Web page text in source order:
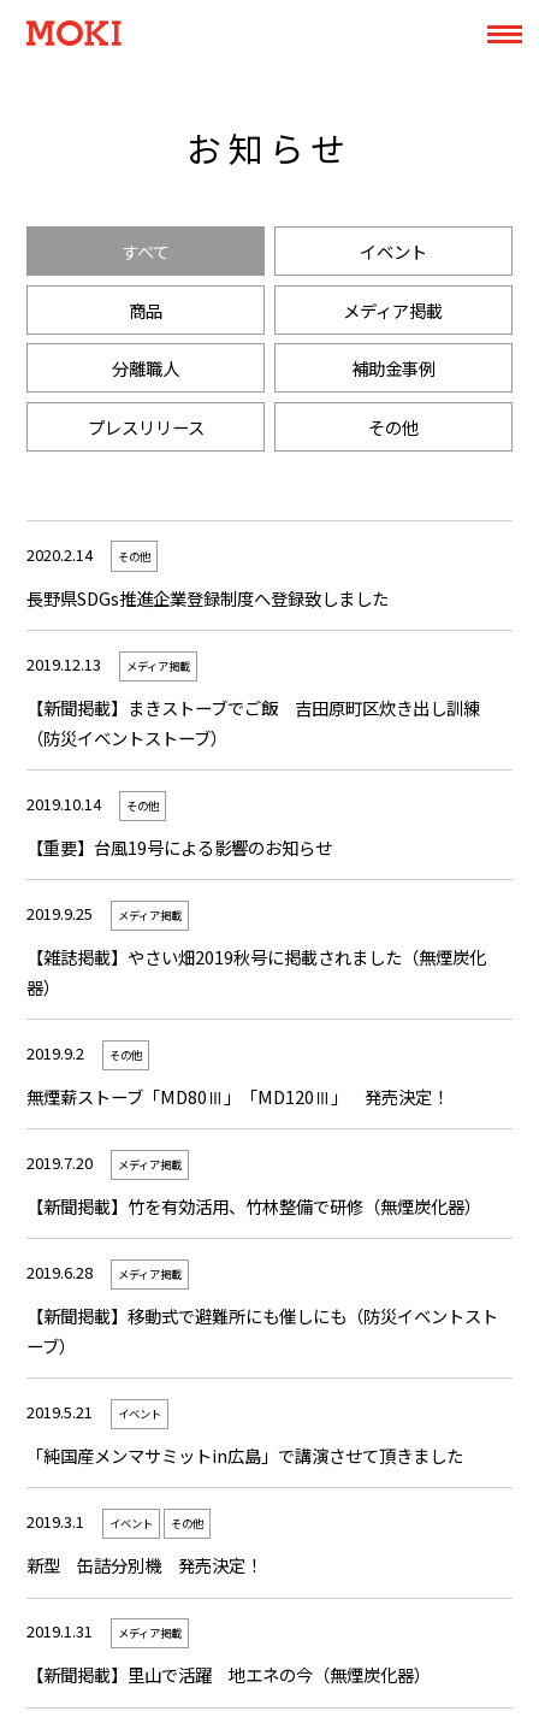
お知らせ
すべて イベント
商品 メディア掲載
分離職人 補助金事例
プレスリリース その他
2020.2.14 その他
長野県SDGs推進企業登録制度へ登録致しました
2019.12.13 メディア掲載
【新聞掲載】まきストーブでご飯 吉田原町区炊き出し訓練
（防災イベントストーブ）
2019.10.14 その他
【重要】台風19号による影響のお知らせ
2019.9.25 メディア掲載
【雑誌掲載】やさい畑2019秋号に掲載されました（無煙炭化
器）
2019.9.2 その他
無煙薪ストーブ「MD80Ⅲ」「MD120Ⅲ」 発売決定！
2019.7.20 メディア掲載
【新聞掲載】竹を有効活用、竹林整備で研修（無煙炭化器）
2019.6.28 メディア掲載
【新聞掲載】移動式で避難所にも催しにも（防災イベントスト
ーブ）
2019.5.21 イベント
「純国産メンマサミットin広島」で講演させて頂きました
2019.3.1 イベント その他
新型 缶詰分別機 発売決定！
2019.1.31 メディア掲載
【新聞掲載】里山で活躍 地エネの今（無煙炭化器）